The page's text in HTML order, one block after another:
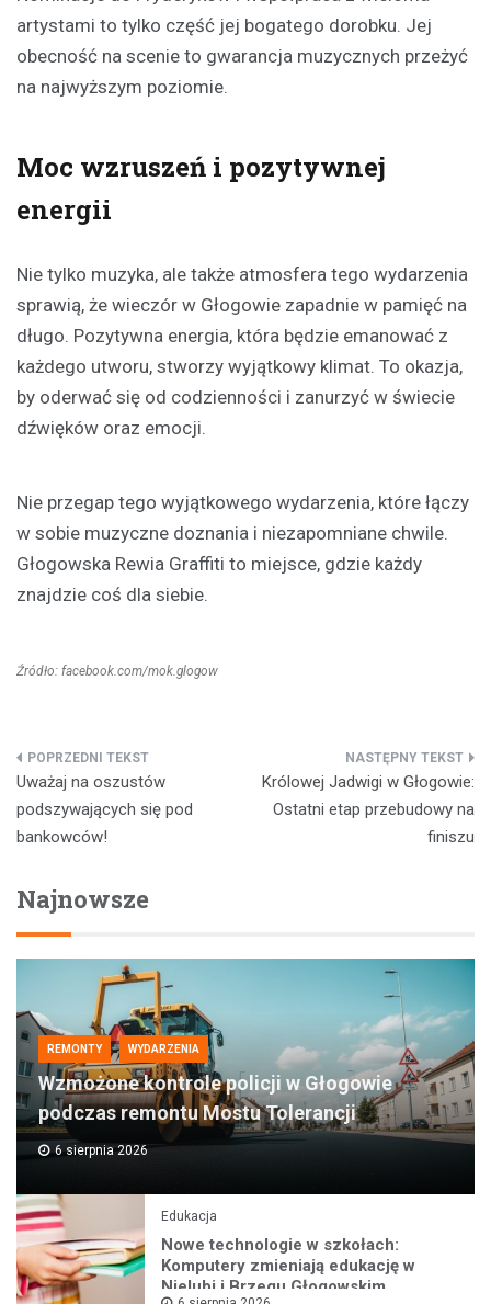
artystami to tylko część jej bogatego dorobku. Jej
obecność na scenie to gwarancja muzycznych przeżyć
na najwyższym poziomie.
Moc wzruszeń i pozytywnej
energii
Nie tylko muzyka, ale także atmosfera tego wydarzenia
sprawią, że wieczór w Głogowie zapadnie w pamięć na
długo. Pozytywna energia, która będzie emanować z
każdego utworu, stworzy wyjątkowy klimat. To okazja,
by oderwać się od codzienności i zanurzyć w świecie
dźwięków oraz emocji.
Nie przegap tego wyjątkowego wydarzenia, które łączy
w sobie muzyczne doznania i niezapomniane chwile.
Głogowska Rewia Graffiti to miejsce, gdzie każdy
znajdzie coś dla siebie.
Źródło: facebook.com/mok.glogow
Nawigacja
wpisu
Uważaj na oszustów
podszywających się pod
bankowców!
Królowej Jadwigi w Głogowie:
Ostatni etap przebudowy na
finiszu
Najnowsze
REMONTY WYDARZENIA
Wzmożone kontrole policji w Głogowie
podczas remontu Mostu Tolerancji
6 sierpnia 2026
Edukacja
Nowe technologie w szkołach:
Komputery zmieniają edukację w
Nielubi i Brzegu Głogowskim